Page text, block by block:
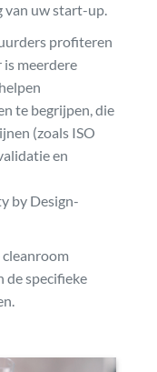
van uw start-up.
profiteren
is meerdere
te begrijpen, die
(zoals ISO
en
by Design-
de specifieke